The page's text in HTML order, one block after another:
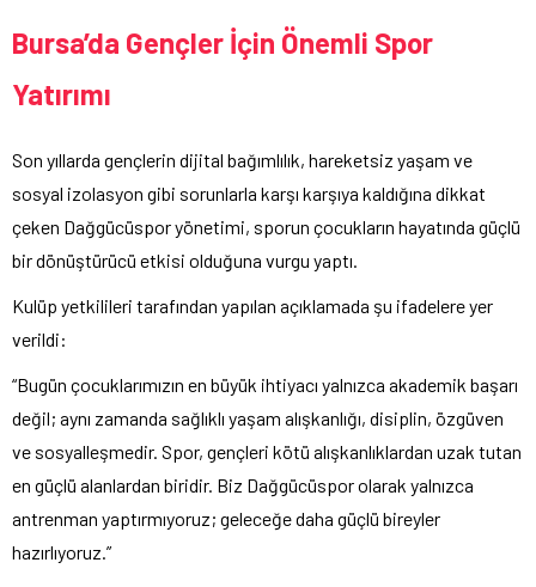
Bursa’da Gençler İçin Önemli Spor
Yatırımı
Son yıllarda gençlerin dijital bağımlılık, hareketsiz yaşam ve
sosyal izolasyon gibi sorunlarla karşı karşıya kaldığına dikkat
çeken Dağgücüspor yönetimi, sporun çocukların hayatında güçlü
bir dönüştürücü etkisi olduğuna vurgu yaptı.
Kulüp yetkilileri tarafından yapılan açıklamada şu ifadelere yer
verildi:
“Bugün çocuklarımızın en büyük ihtiyacı yalnızca akademik başarı
değil; aynı zamanda sağlıklı yaşam alışkanlığı, disiplin, özgüven
ve sosyalleşmedir. Spor, gençleri kötü alışkanlıklardan uzak tutan
en güçlü alanlardan biridir. Biz Dağgücüspor olarak yalnızca
antrenman yaptırmıyoruz; geleceğe daha güçlü bireyler
hazırlıyoruz.”